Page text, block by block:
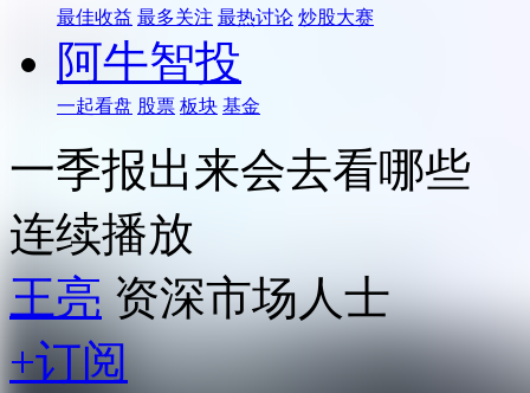
最佳收益 最多关注 最热讨论 炒股大赛
阿牛智投
一起看盘 股票 板块 基金
一季报出来会去看哪些
连续播放
王亮 资深市场人士
+订阅